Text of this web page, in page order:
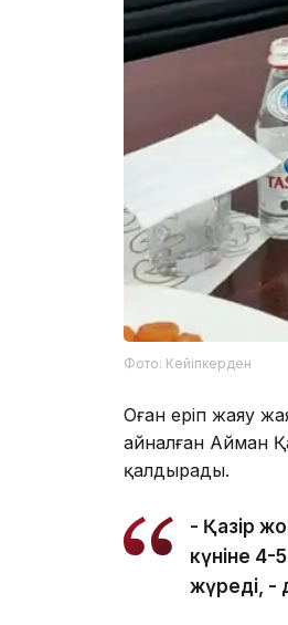
Фото: Кейіпкерден
Оған еріп жаяу
айналған Айман
қалдырады.
- Қазір
күніне
жүреді, -